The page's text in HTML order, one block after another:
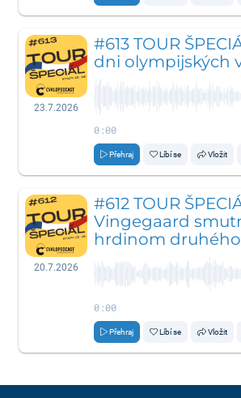
23.7.2026
#613 TOUR
dni olympijských
0:00
Přehraj Líbí se Vložit
20.7.2026
#612 TOUR
Vingegaard
hrdinom
0:00
Přehraj Líbí se Vložit